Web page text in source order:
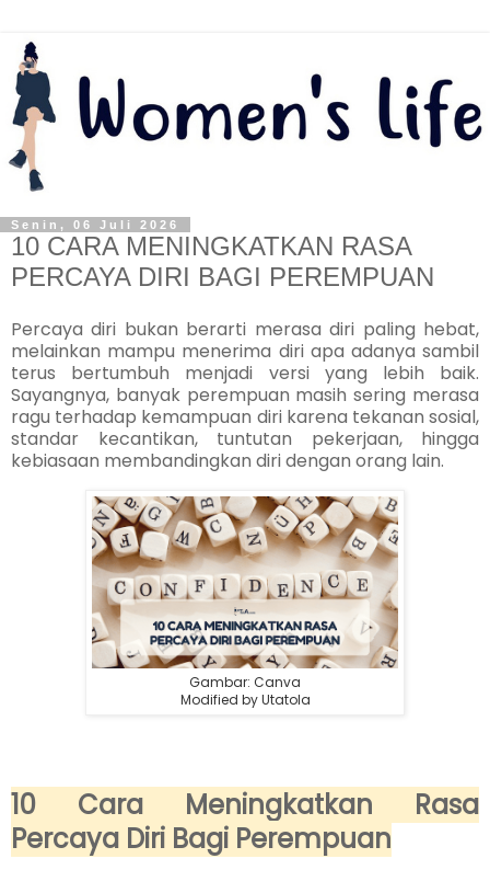
Senin, 06 Juli 2026
10 CARA MENINGKATKAN RASA
PERCAYA DIRI BAGI PEREMPUAN
Percaya diri bukan berarti merasa diri paling hebat,
melainkan mampu menerima diri apa adanya sambil
terus bertumbuh menjadi versi yang lebih baik.
Sayangnya, banyak perempuan masih sering merasa
ragu terhadap kemampuan diri karena tekanan sosial,
standar kecantikan, tuntutan pekerjaan, hingga
kebiasaan membandingkan diri dengan orang lain.
Gambar: Canva
Modified by Utatola
10 Cara Meningkatkan Rasa
Percaya Diri Bagi Perempuan